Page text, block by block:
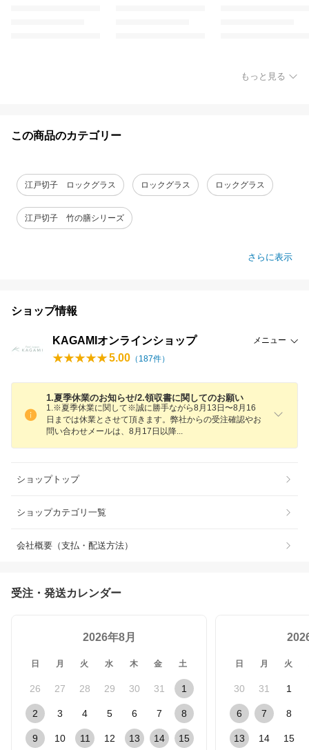
もっと見る
この商品のカテゴリー
江戸切子 ロックグラス ロックグラス ロックグラス
江戸切子 竹の膳シリーズ
さらに表示
ショップ情報
KAGAMIオンラインショップ メニュー
5.00 （ 187件）
1.夏季休業のお知らせ/2.領収書に関してのお願い
1.※夏季休業に関して※誠に勝手ながら8月13日〜8月16
日までは休業とさせて頂きます。弊社からの受注確認やお
問い合わせメールは、8月17日以降
ショップトップ
ショップカテゴリ一覧
会社概要（支払・配送方法）
受注・発送カレンダー
2026年8月
日 月 火 水 木 金 土
26 27 28 29 30 31 1
2 3 4 5 6 7 8
9 10 11 12 13 14 15
日 月 火
30 31 1
6 7 8
13 14 15